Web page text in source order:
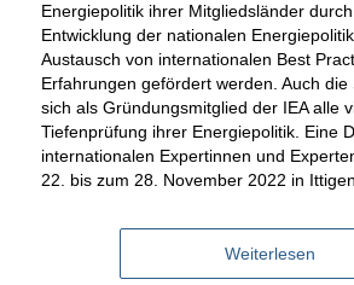
Energiepolitik ihrer Mitgliedsländer
Entwicklung der nationalen
Austausch von internationalen Best
Erfahrungen gefördert werden. Auch die
sich als Gründungsmitglied der IEA alle
Tiefenprüfung ihrer Energiepolitik. Eine
internationalen Expertinnen und
22. bis zum 28. November 2022 in
Weiterlesen